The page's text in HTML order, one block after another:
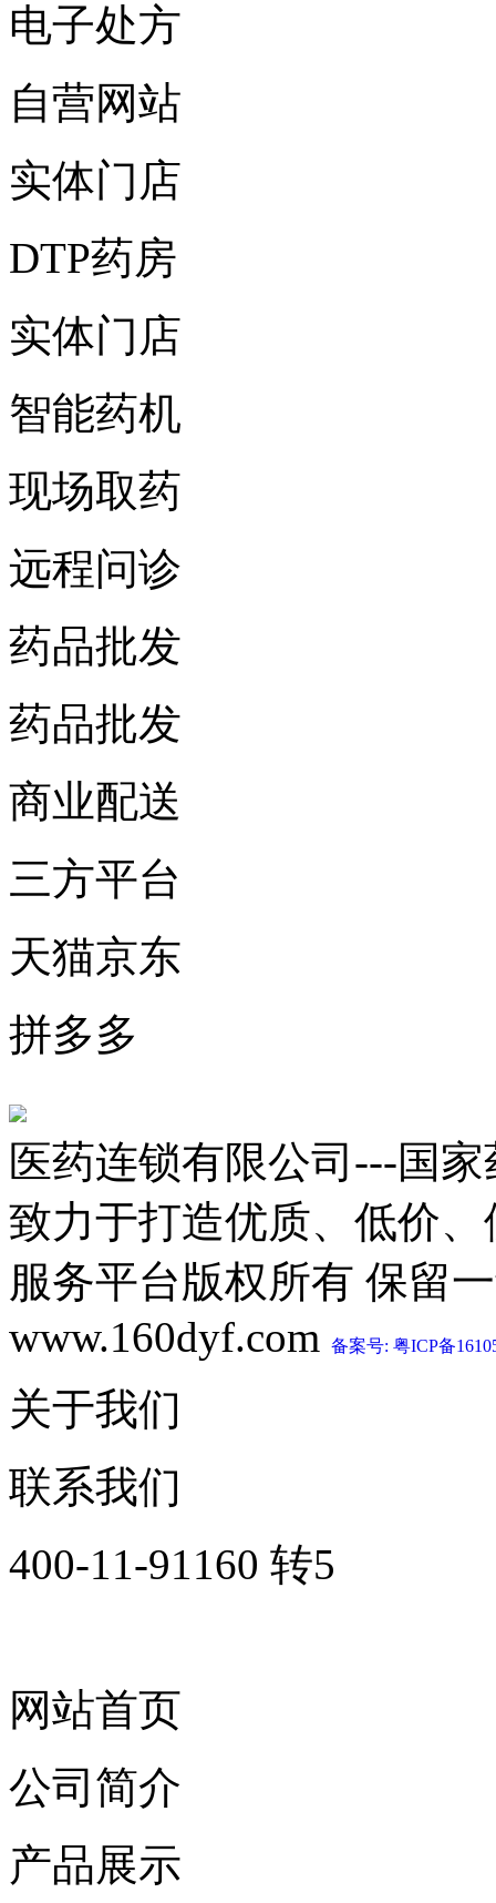
电子处方
自营网站
实体门店
DTP药房
实体门店
智能药机
现场取药
远程问诊
药品批发
药品批发
商业配送
三方平台
天猫京东
拼多多
医药连锁有限公司---国
致力于打造优质、低价
服务平台版权所有 保留
www.160dyf.com
备案号: 粤ICP备
关于我们
联系我们
400-11-91160 转5
网站首页
公司简介
产品展示